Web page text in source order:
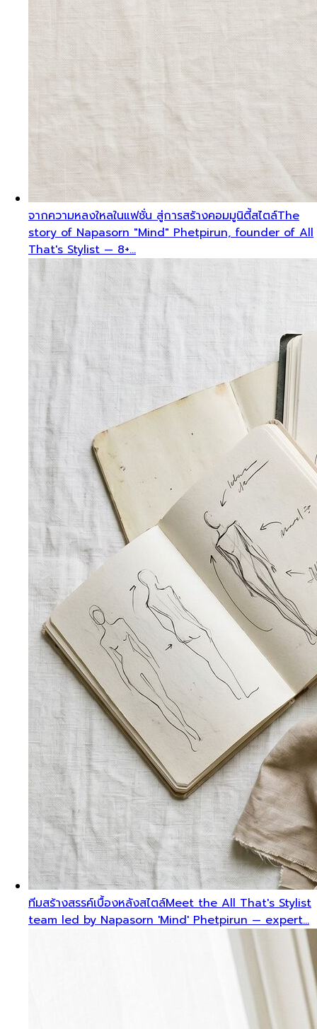
จากความหลงใหลในแฟชั่น สู่การสร้างคอมมูนิตี้สไตล์The
story of Napasorn "Mind" Phetpirun, founder of All
That's Stylist — 8+…
ทีมสร้างสรรค์เบื้องหลังสไตล์Meet the All That's Stylist
team led by Napasorn 'Mind' Phetpirun — expert…